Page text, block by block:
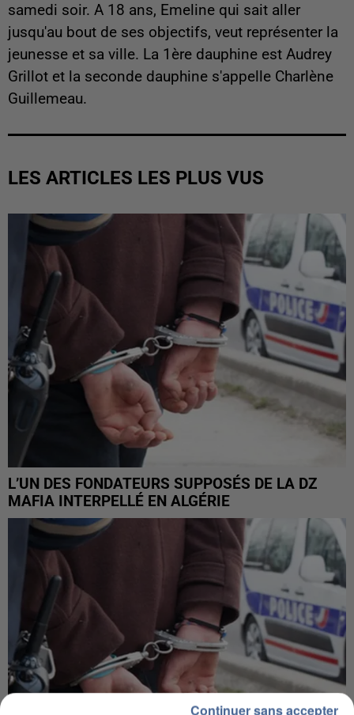
samedi soir. A 18 ans, Emeline qui sait aller
jusqu'au bout de ses objectifs, veut représenter la
jeunesse et sa ville. La 1ère dauphine est Audrey
Grillot et la seconde dauphine s'appelle Charlène
Guillemeau.
LES ARTICLES LES PLUS VUS
L’UN DES FONDATEURS SUPPOSÉS DE LA DZ
MAFIA INTERPELLÉ EN ALGÉRIE
Continuer sans accepter